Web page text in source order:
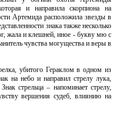
и направила скорпиона на
Артемида расположила звезды в
знака также несколько
жала и клешней, иное - букву мю с
чувства могущества и веры в
убитого Гераклом в одном из
на небо и направил стрелу лука,
стрельца – напоминает стрелу,
вершения судеб, влиянию на